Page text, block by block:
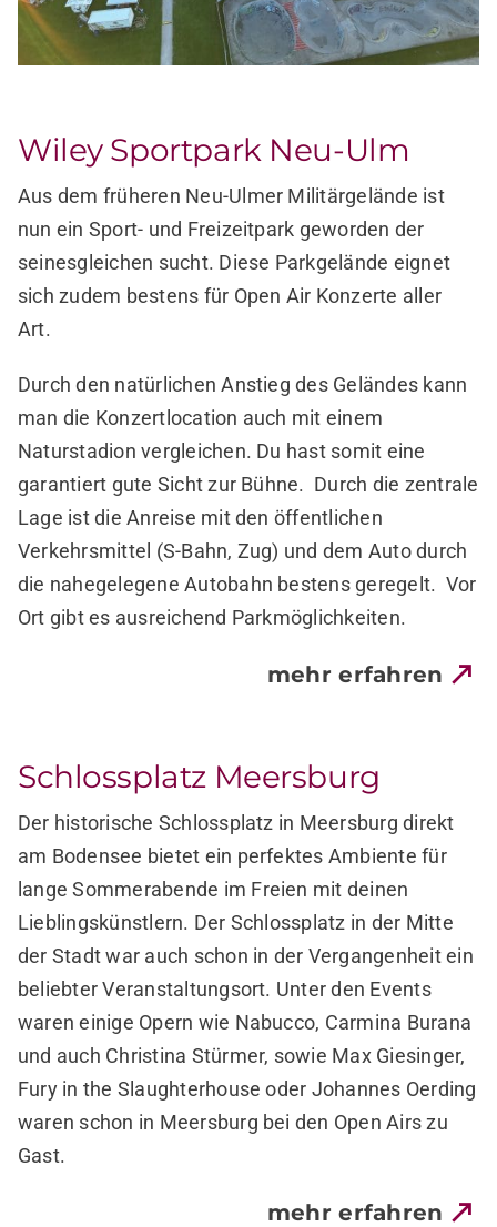
Wiley Sportpark Neu-Ulm
Aus dem früheren Neu-Ulmer Militärgelände ist
nun ein Sport- und Freizeitpark geworden der
seinesgleichen sucht. Diese Parkgelände eignet
sich zudem bestens für Open Air Konzerte aller
Art.
Durch den natürlichen Anstieg des Geländes kann
man die Konzertlocation auch mit einem
Naturstadion vergleichen. Du hast somit eine
garantiert gute Sicht zur Bühne. Durch die zentrale
Lage ist die Anreise mit den öffentlichen
Verkehrsmittel (S-Bahn, Zug) und dem Auto durch
die nahegelegene Autobahn bestens geregelt. Vor
Ort gibt es ausreichend Parkmöglichkeiten.
mehr erfahren
Schlossplatz Meersburg
Der historische Schlossplatz in Meersburg direkt
am Bodensee bietet ein perfektes Ambiente für
lange Sommerabende im Freien mit deinen
Lieblingskünstlern. Der Schlossplatz in der Mitte
der Stadt war auch schon in der Vergangenheit ein
beliebter Veranstaltungsort. Unter den Events
waren einige Opern wie Nabucco, Carmina Burana
und auch Christina Stürmer, sowie Max Giesinger,
Fury in the Slaughterhouse oder Johannes Oerding
waren schon in Meersburg bei den Open Airs zu
Gast.
mehr erfahren